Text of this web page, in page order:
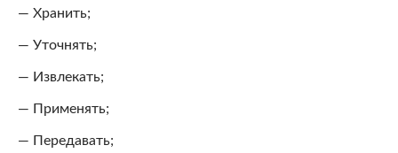
— Хранить;
— Уточнять;
— Извлекать;
— Применять;
— Передавать;